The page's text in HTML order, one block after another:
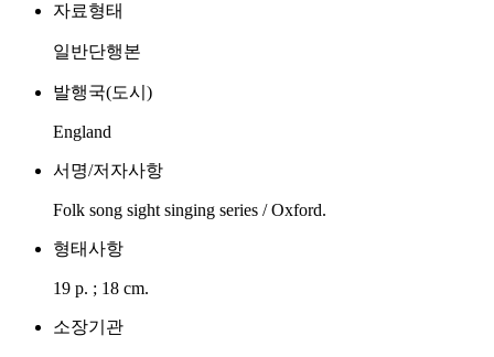
자료형태
일반단행본
발행국(도시)
England
서명/저자사항
Folk song sight singing series / Oxford.
형태사항
19 p. ; 18 cm.
소장기관